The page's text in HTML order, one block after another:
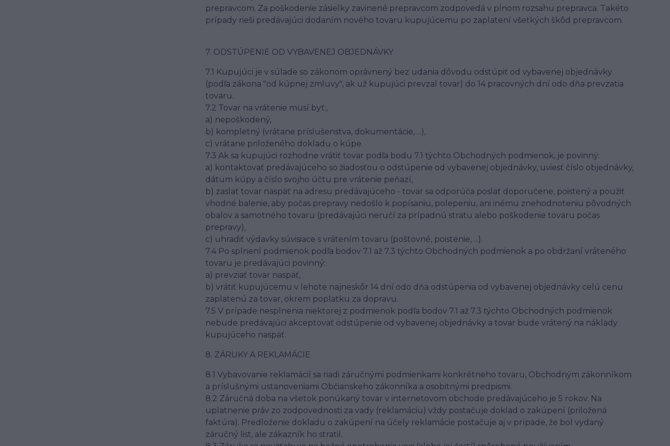
prepravcom. Za poškodenie zásielky zavinené prepravcom zodpovedá v plnom rozsahu prepravca. Takéto
prípady rieši predávajúci dodaním nového tovaru kupujúcemu po zaplatení všetkých škôd prepravcom.
7. ODSTÚPENIE OD VYBAVENEJ OBJEDNÁVKY
7.1 Kupujúci je v súlade so zákonom oprávnený bez udania dôvodu odstúpiť od vybavenej objednávky
(podľa zákona "od kúpnej zmluvy", ak už kupujúci prevzal tovar) do 14 pracovných dní odo dňa prevzatia
tovaru.
7.2 Tovar na vrátenie musí byť:,
a) nepoškodený,
b) kompletný (vrátane príslušenstva, dokumentácie, ...),
c) vrátane priloženého dokladu o kúpe.
7.3 Ak sa kupujúci rozhodne vrátiť tovar podľa bodu 7.1 týchto Obchodných podmienok, je povinný:
a) kontaktovať predávajúceho so žiadosťou o odstúpenie od vybavenej objednávky, uviesť číslo objednávky,
dátum kúpy a číslo svojho účtu pre vrátenie peňazí,
b) zaslať tovar naspäť na adresu predávajúceho - tovar sa odporúča poslať doporučene, poistený a použiť
vhodné balenie, aby počas prepravy nedošlo k popísaniu, polepeniu, ani inému znehodnoteniu pôvodných
obalov a samotného tovaru (predávajúci neručí za prípadnú stratu alebo poškodenie tovaru počas
prepravy),
c) uhradiť výdavky súvisiace s vrátením tovaru (poštovné, poistenie, ...).
7.4 Po splnení podmienok podľa bodov 7.1 až 7.3 týchto Obchodných podmienok a po obdržaní vráteného
tovaru je predávajúci povinný:
a) prevziať tovar naspäť,
b) vrátiť kupujúcemu v lehote najneskôr 14 dní odo dňa odstúpenia od vybavenej objednávky celú cenu
zaplatenú za tovar, okrem poplatku za dopravu.
7.5 V prípade nesplnenia niektorej z podmienok podľa bodov 7.1 až 7.3 týchto Obchodných podmienok
nebude predávajúci akceptovať odstúpenie od vybavenej objednávky a tovar bude vrátený na náklady
kupujúceho naspäť.
8. ZÁRUKY A REKLAMÁCIE
8.1 Vybavovanie reklamácií sa riadi záručnými podmienkami konkrétneho tovaru, Obchodným zákonníkom
a príslušnými ustanoveniami Občianskeho zákonníka a osobitnými predpismi.
8.2 Záručná doba na všetok ponúkaný tovar v internetovom obchode predávajúceho je 5 rokov. Na
uplatnenie práv zo zodpovednosti za vady (reklamáciu) vždy postačuje doklad o zakúpení (priložená
faktúra). Predloženie dokladu o zakúpení na účely reklamácie postačuje aj v prípade, že bol vydaný
záručný list, ale zákazník ho stratil.